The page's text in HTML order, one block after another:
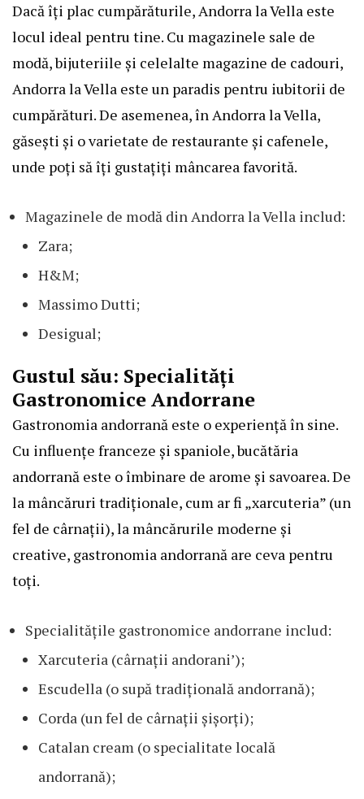
Dacă îți plac cumpărăturile, Andorra la Vella este
locul ideal pentru tine. Cu magazinele sale de
modă, bijuteriile și celelalte magazine de cadouri,
Andorra la Vella este un paradis pentru iubitorii de
cumpărături. De asemenea, în Andorra la Vella,
găsești și o varietate de restaurante și cafenele,
unde poți să îți gustațiți mâncarea favorită.
Magazinele de modă din Andorra la Vella includ:
Zara;
H&M;
Massimo Dutti;
Desigual;
Gustul său: Specialități
Gastronomice Andorrane
Gastronomia andorrană este o experiență în sine.
Cu influențe franceze și spaniole, bucătăria
andorrană este o îmbinare de arome și savoarea. De
la mâncăruri tradiționale, cum ar fi „xarcuteria” (un
fel de cârnații), la mâncărurile moderne și
creative, gastronomia andorrană are ceva pentru
toți.
Specialitățile gastronomice andorrane includ:
Xarcuteria (cârnații andorani’);
Escudella (o supă tradițională andorrană);
Corda (un fel de cârnații șișorți);
Catalan cream (o specialitate locală
andorrană);